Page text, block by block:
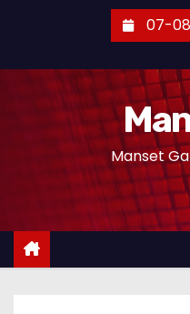
e
07-
Manset